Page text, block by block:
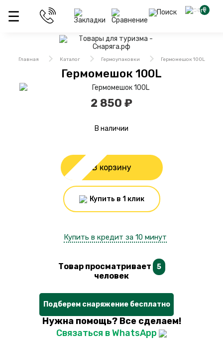
0
Главная Каталог Гермоупаковки Гермомешок 100L
Гермомешок 100L
2 850 ₽
В наличии
В корзину
Купить в 1 клик
Купить в кредит за 10 минут
Товар просматривает 5
человек
Подберем снаряжение бесплатно
Нужна помощь? Все сделаем!
Связаться в WhatsApp